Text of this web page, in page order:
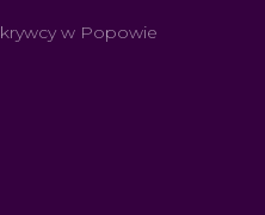
w Popowie